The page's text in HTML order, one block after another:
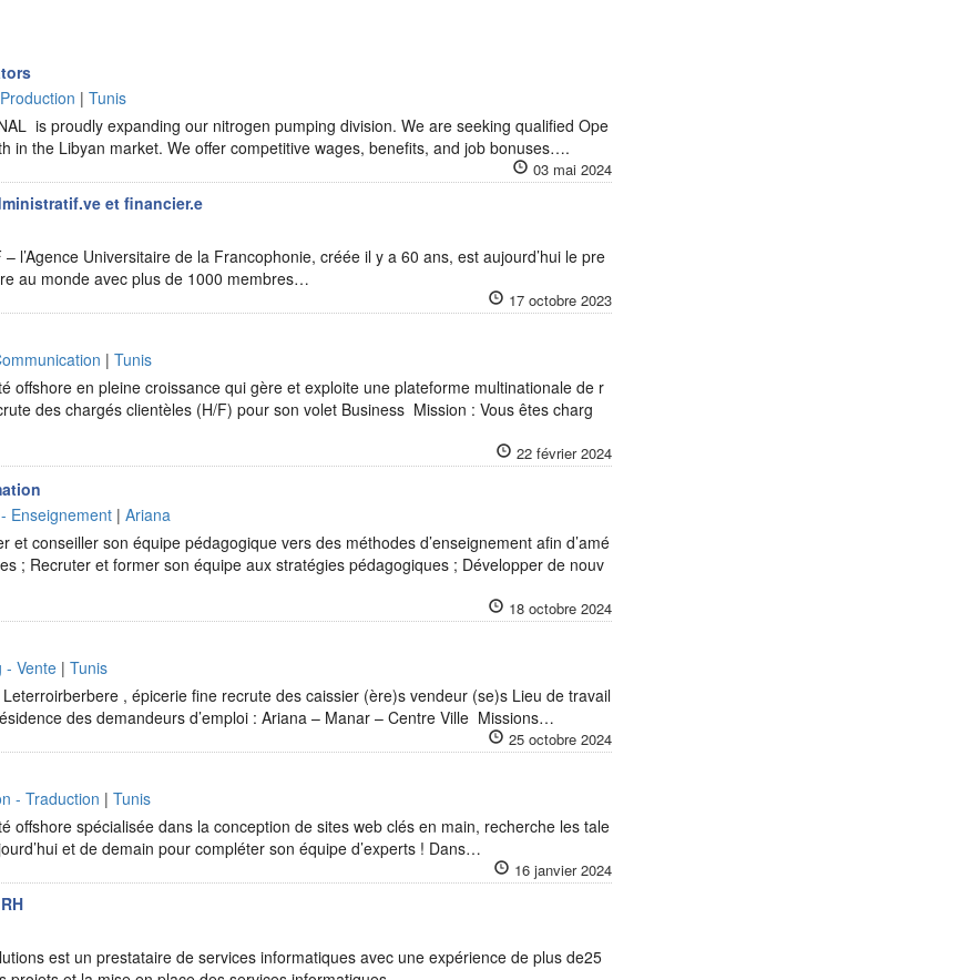
|Tunis
is proudly expanding our nitrogen pumping division. We are seeking qualified Ope
in the Libyan market. We offer competitive wages, benefits, and job bonuses….
03 mai 2024
et financier.e
– l’Agence Universitaire de la Francophonie, créée il y a 60 ans, est aujourd’hui le pre
au monde avec plus de 1000 membres…
17 octobre 2023
|Tunis
offshore en pleine croissance qui gère et exploite une plateforme multinationale de r
des chargés clientèles (H/F) pour son volet Business Mission : Vous êtes charg
22 février 2024
Enseignement |Ariana
et conseiller son équipe pédagogique vers des méthodes d’enseignement afin d’amé
; Recruter et former son équipe aux stratégies pédagogiques ; Développer de nouv
18 octobre 2024
- Vente |Tunis
Leterroirberbere , épicerie fine recrute des caissier (ère)s vendeur (se)s Lieu de travail
des demandeurs d’emploi : Ariana – Manar – Centre Ville Missions…
25 octobre 2024
- Traduction |Tunis
offshore spécialisée dans la conception de sites web clés en main, recherche les tale
et de demain pour compléter son équipe d’experts ! Dans…
16 janvier 2024
est un prestataire de services informatiques avec une expérience de plus de25